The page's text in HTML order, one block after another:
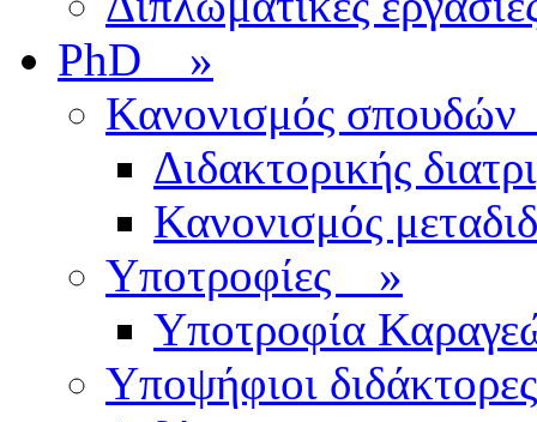
PhD »
Κανονισμός
Διδακτορικής
Κανονισμός
Υποτροφίες »
Υποτροφία
Υποψήφιοι διδάκτορες